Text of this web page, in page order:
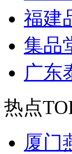
福建
集品
广东
热点
厦门